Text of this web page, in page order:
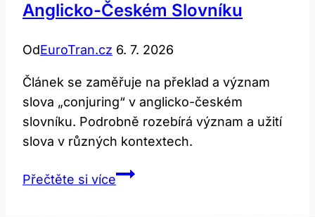
Anglicko-Českém Slovníku
OdEuroTran.cz 6. 7. 2026
Článek se zaměřuje na překlad a význam
slova „conjuring“ v anglicko-českém
slovníku. Podrobně rozebírá význam a užití
slova v různých kontextech.
Přečtěte si víceConjuring: